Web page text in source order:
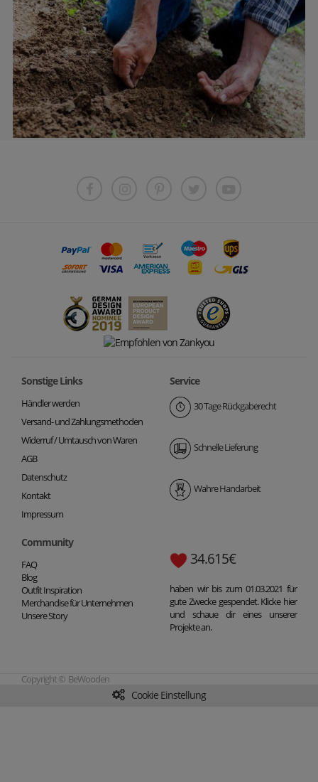
Sonstige Links
Händler werden
Versand- und Zahlungsmethoden
Widerruf / Umtausch von Waren
AGB
Datenschutz
Kontakt
Impressum
Service
30 Tage Rückgaberecht
Schnelle Lieferung
Wahre Handarbeit
Community
FAQ
Blog
Outfit Inspiration
Merchandise für Unternehmen
Unsere Story
34.615€
haben wir bis zum 01.03.2021 für
gute Zwecke gespendet. Klicke hier
und schaue dir eines unserer
Projekte an.
Copyright © BeWooden
Cookie Einstellung